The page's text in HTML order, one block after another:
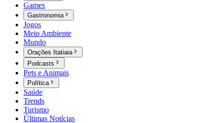
Games
Gastronomia
Jogos
Meio Ambiente
Mundo
Orações Itatiaia
Podcasts
Pets e Animais
Política
Saúde
Trends
Turismo
Últimas Notícias